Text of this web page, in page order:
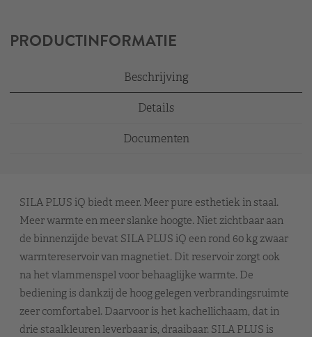
PRODUCTINFORMATIE
Beschrijving
Details
Documenten
SILA PLUS iQ biedt meer. Meer pure esthetiek in staal.
Meer warmte en meer slanke hoogte. Niet zichtbaar aan
de binnenzijde bevat SILA PLUS iQ een rond 60 kg zwaar
warmtereservoir van magnetiet. Dit reservoir zorgt ook
na het vlammenspel voor behaaglijke warmte. De
bediening is dankzij de hoog gelegen verbrandingsruimte
zeer comfortabel. Daarvoor is het kachellichaam, dat in
drie staalkleuren leverbaar is, draaibaar. SILA PLUS is